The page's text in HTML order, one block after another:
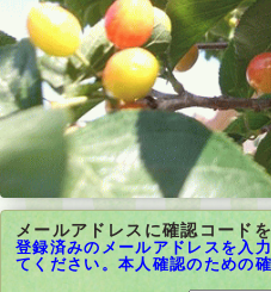
メールアドレスに確認コード
登録済みのメールアドレスを入
てください。本人確認のための